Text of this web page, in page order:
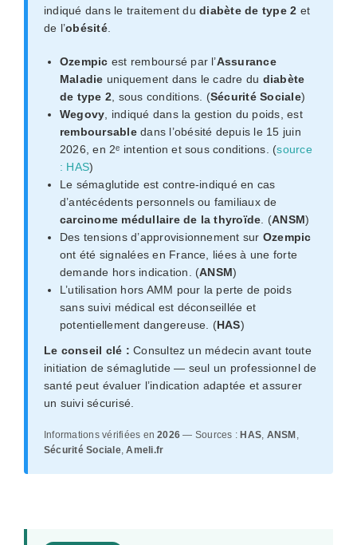
indiqué dans le traitement dudiabète de type 2 et
de l’obésité.
Ozempic est remboursé par l’Assurance
Maladie uniquement dans le cadre du diabète
de type 2 , sous conditions. (Sécurité Sociale)
Wegovy , indiqué dans la gestion du poids, est
remboursabledans l’obésité depuis le 15 juin
2026, en 2ᵉ intention et sous conditions. (source
: HAS)
Le sémaglutide est contre-indiqué en cas
d’antécédents personnels ou familiaux de
carcinome médullaire de la thyroïde . (ANSM)
Des tensions d’approvisionnement sur Ozempic
ont été signalées en France, liées à une forte
demande hors indication. (ANSM)
L’utilisation hors AMM pour la perte de poids
sans suivi médical est déconseillée et
potentiellement dangereuse. (HAS)
Le conseil clé : Consultez un médecin avant toute
initiation de sémaglutide — seul un professionnel de
santé peut évaluer l’indication adaptée et assurer
un suivi sécurisé.
Informations vérifiées en2026 — Sources : HAS, ANSM ,
Sécurité Sociale,Ameli.fr